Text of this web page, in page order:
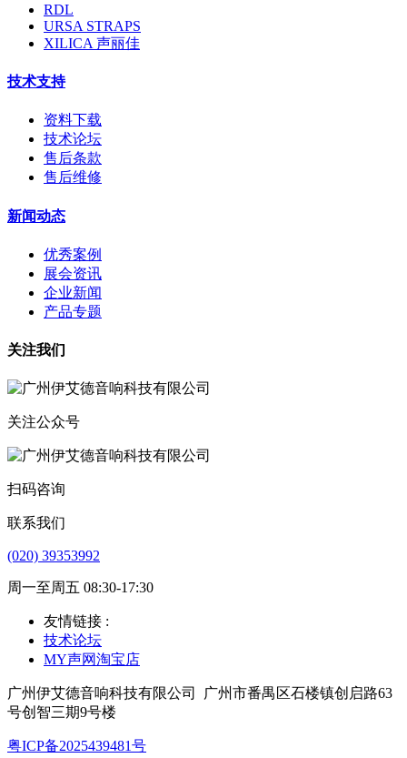
RDL
URSA STRAPS
XILICA 声丽佳
技术支持
资料下载
技术论坛
售后条款
售后维修
新闻动态
优秀案例
展会资讯
企业新闻
产品专题
关注我们
关注公众号
扫码咨询
联系我们
(020) 39353992
周一至周五 08:30-17:30
友情链接 :
技术论坛
MY声网淘宝店
广州伊艾德音响科技有限公司
广州市番禺区石楼镇创启路63
号创智三期9号楼
粤ICP备2025439481号